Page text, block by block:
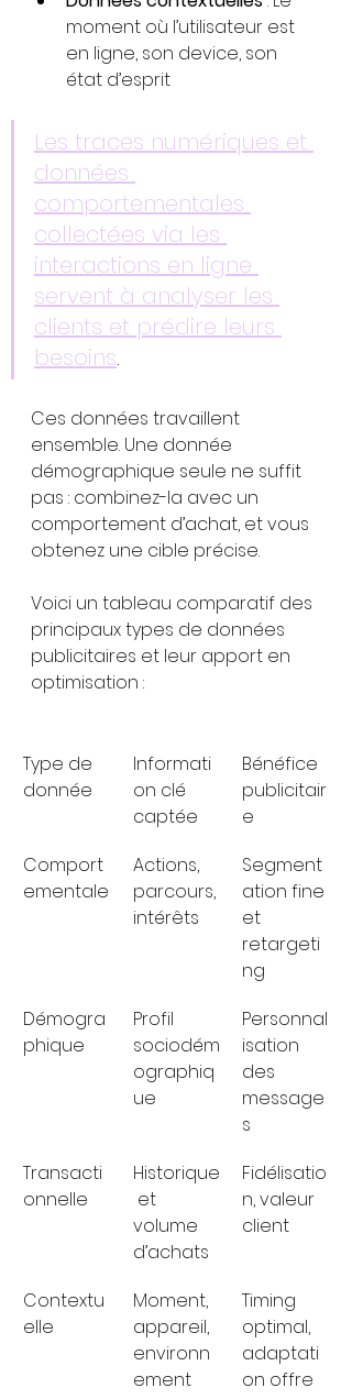
moment où l’utilisateur est
en ligne, son device, son
état d’esprit
Les traces numériques et
données
comportementales
collectées via les
interactions en ligne
servent à analyser les
clients et prédire leurs
besoins.
Ces données travaillent
ensemble. Une donnée
démographique seule ne suffit
pas : combinez-la avec un
comportement d’achat, et vous
obtenez une cible précise.
Voici un tableau comparatif des
principaux types de données
publicitaires et leur apport en
optimisation :
Type de
donnée
Informati
on clé
captée
Bénéfice
publicitair
e
Comport
ementale
Actions,
parcours,
intérêts
Segment
ation fine
et
retargeti
ng
Démogra
phique
Profil
sociodém
ographiq
ue
Personnal
isation
des
message
s
Transacti
onnelle
Historique
et
volume
d’achats
Fidélisatio
n, valeur
client
Contextu
elle
Moment,
appareil,
environn
ement
Timing
optimal,
adaptati
on offre